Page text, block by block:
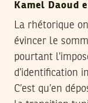
Kamel Daoud
La rhétorique
évincer le
pourtant
d’identification
C’est qu’en